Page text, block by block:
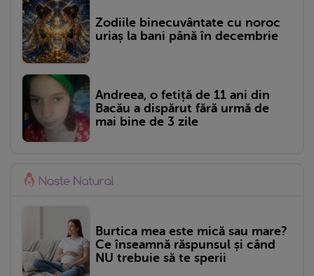
Zodiile binecuvântate cu noroc
uriaș la bani până în decembrie
Andreea, o fetiță de 11 ani din
Bacău a dispărut fără urmă de
mai bine de 3 zile
Burtica mea este mică sau mare?
Ce înseamnă răspunsul și când
NU trebuie să te sperii